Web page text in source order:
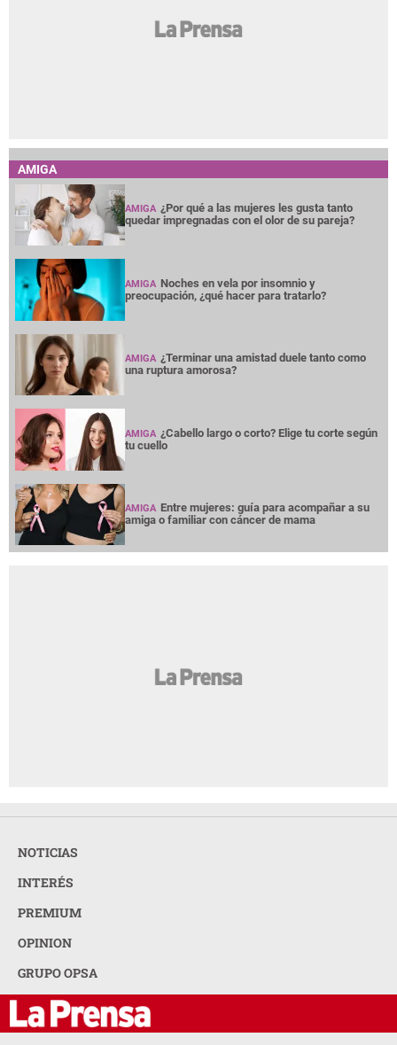
AMIGA
AMIGA ¿Por qué a las mujeres les gusta tanto
quedar impregnadas con el olor de su pareja?
AMIGA Noches en vela por insomnio y
preocupación, ¿qué hacer para tratarlo?
AMIGA ¿Terminar una amistad duele tanto como
una ruptura amorosa?
AMIGA ¿Cabello largo o corto? Elige tu corte según
tu cuello
AMIGA Entre mujeres: guía para acompañar a su
amiga o familiar con cáncer de mama
NOTICIAS
INTERÉS
PREMIUM
OPINION
GRUPO OPSA